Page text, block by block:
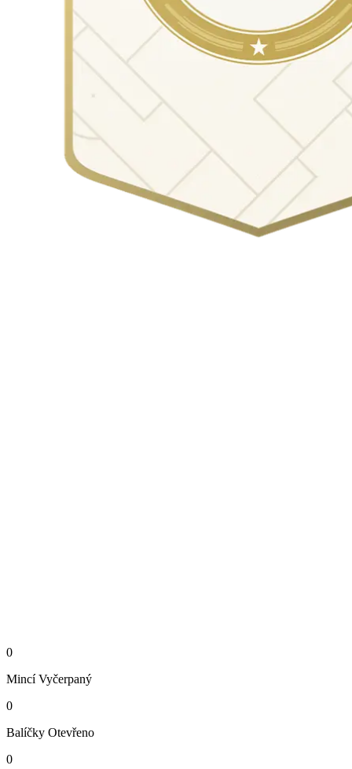
0
Mincí Vyčerpaný
0
Balíčky Otevřeno
0